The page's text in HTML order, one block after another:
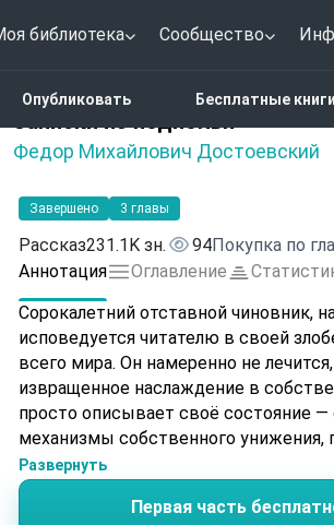
библиотека Сообщество
Опубликовать Бесплатные книги
Записки из подполья
Федор Михайлович Достоевский
Завершено 3 главы
Рассказ231.1K зн. 94Покупка по
Аннотация
Оглавление
Сорокалетний отставной чиновник,
исповедуется читателю в своей
всего мира. Он намеренно не
извращенное наслаждение в
просто описывает своё состояние
механизмы собственного унижения,
становится беспощадным
разума, где парадоксальная логика
рациональным истинам.
Развернуть
Первая часть